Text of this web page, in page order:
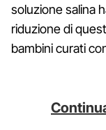
soluzione salina
riduzione di
bambini curati